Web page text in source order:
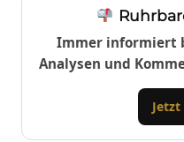
Immer informiert
Analysen und